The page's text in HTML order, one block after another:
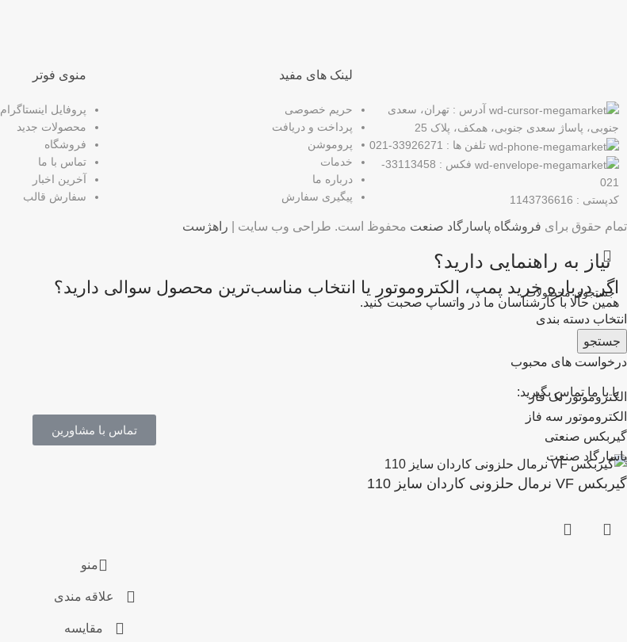
آدرس : تهران، سعدی
جنوبی، پاساژ سعدی جنوبی، همکف، پلاک 25
تلفن ها : 33926271-021
فکس : 33113458-
021
کدپستی : 1143736616
لینک های مفید
حریم خصوصی
پرداخت و دریافت
پروموشن
خدمات
درباره ما
پیگیری سفارش
منوی فوتر
پروفایل اینستاگرام
محصولات جدید
فروشگاه
تماس با ما
آخرین اخبار
سفارش قالب
تمام حقوق برای فروشگاه پاسارگاد صنعت محفوظ است. طراحی وب سایت | راهژست
انتخاب دسته بندی
جستجو
درخواست های محبوب
الکتروموتور تک فاز
الکتروموتور سه فاز
گیربکس صنعتی
پاسارگاد صنعت
نیاز به راهنمایی دارید؟
اگر درباره خرید پمپ، الکتروموتور یا انتخاب مناسب‌ترین محصول سوالی دارید؟
همین حالا با کارشناسان ما در واتساپ صحبت کنید.
یا با ما تماس بگیرید:
تماس با مشاورین
گیربکس VF نرمال حلزونی کاردان سایز 110
منو
علاقه مندی
مقایسه